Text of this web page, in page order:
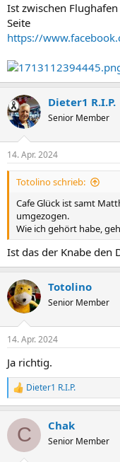
Ist zwischen
Seite
https://
Dieter1 R.I.P.
Senior Member
14. Apr. 2024
Totolino schrieb:
Cafe Glück ist samt
umgezogen.
Wie ich gehört habe,
Ist das der Knabe den
Totolino
Senior Member
14. Apr. 2024
Ja richtig.
R
e
k
i
Dieter1 R.I.P.
C Chak
Senior Member